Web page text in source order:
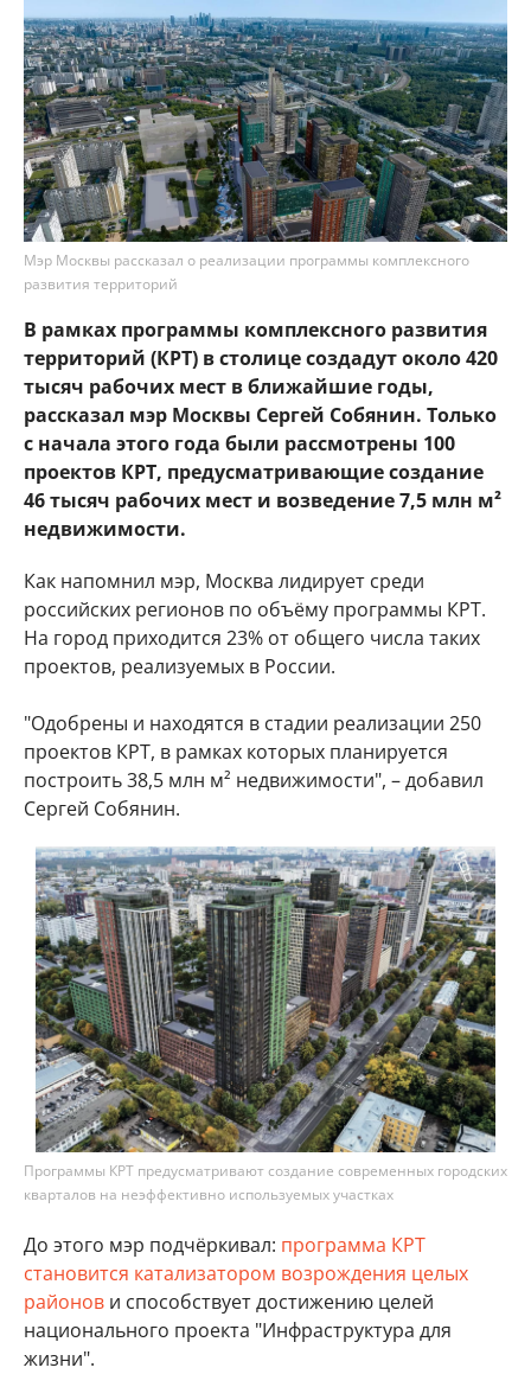
Мэр Москвы рассказал о реализации программы комплексного
развития территорий
В рамках программы комплексного развития
территорий (КРТ) в столице создадут около 420
тысяч рабочих мест в ближайшие годы,
рассказал мэр Москвы Сергей Собянин. Только
с начала этого года были рассмотрены 100
проектов КРТ, предусматривающие создание
46 тысяч рабочих мест и возведение 7,5 млн м²
недвижимости.
Как напомнил мэр, Москва лидирует среди
российских регионов по объёму программы КРТ.
На город приходится 23% от общего числа таких
проектов, реализуемых в России.
"Одобрены и находятся в стадии реализации 250
проектов КРТ, в рамках которых планируется
построить 38,5 млн м² недвижимости", – добавил
Сергей Собянин.
Программы КРТ предусматривают создание современных городских
кварталов на неэффективно используемых участках
До этого мэр подчёркивал: программа КРТ
становится катализатором возрождения целых
районов и способствует достижению целей
национального проекта "Инфраструктура для
жизни".